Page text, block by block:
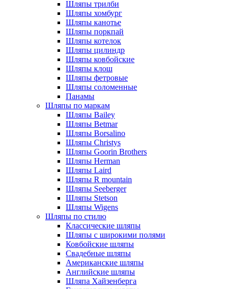
Шляпы трилби
Шляпы хомбург
Шляпы канотье
Шляпы поркпай
Шляпы котелок
Шляпы цилиндр
Шляпы ковбойские
Шляпы клош
Шляпы фетровые
Шляпы соломенные
Панамы
Шляпы по маркам
Шляпы Bailey
Шляпы Betmar
Шляпы Borsalino
Шляпы Christys
Шляпы Goorin Brothers
Шляпы Herman
Шляпы Laird
Шляпы R mountain
Шляпы Seeberger
Шляпы Stetson
Шляпы Wigens
Шляпы по стилю
Классические шляпы
Шляпы с широкими полями
Ковбойские шляпы
Свадебные шляпы
Американские шляпы
Английские шляпы
Шляпа Хайзенберга